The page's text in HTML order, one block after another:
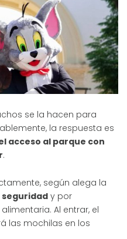
se la hacen para
la respuesta es
acceso al parque con
.
según alega la
seguridad y por
Al entrar, el
las mochilas en los